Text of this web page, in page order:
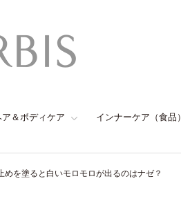
ア＆ボディケア インナーケア（食品）
を塗ると白いモロモロが出るのはナゼ？